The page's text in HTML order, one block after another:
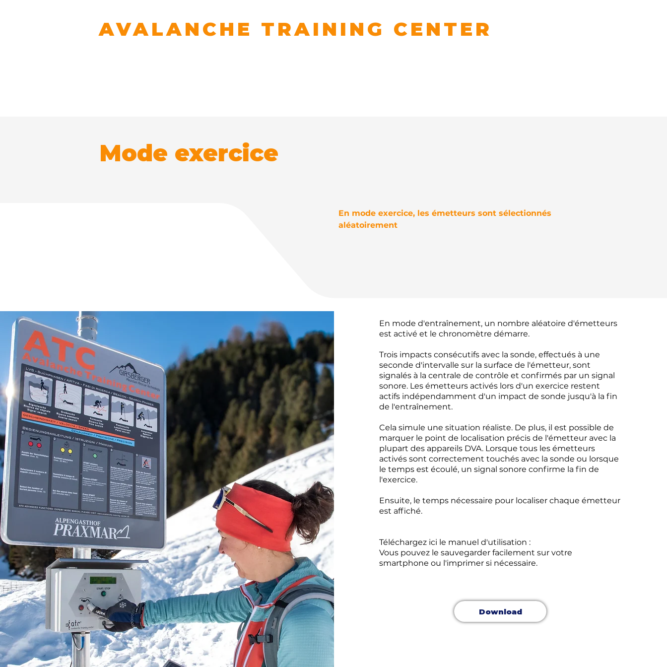
AVALANCHE TRAINING CENTER
Mode exercice
En mode exercice, les émetteurs sont sélectionnés
aléatoirement
En mode d'entraînement, un nombre aléatoire d'émetteurs
est activé et le chronomètre démarre.
Trois impacts consécutifs avec la sonde, effectués à une
seconde d'intervalle sur la surface de l'émetteur, sont
signalés à la centrale de contrôle et confirmés par un signal
sonore. Les émetteurs activés lors d'un exercice restent
actifs indépendamment d'un impact de sonde jusqu'à la fin
de l'entraînement.
Cela simule une situation réaliste. De plus, il est possible de
marquer le point de localisation précis de l'émetteur avec la
plupart des appareils DVA. Lorsque tous les émetteurs
activés sont correctement touchés avec la sonde ou lorsque
le temps est écoulé, un signal sonore confirme la fin de
l'exercice.
Ensuite, le temps nécessaire pour localiser chaque émetteur
est affiché.
Téléchargez ici le manuel d'utilisation :
Vous pouvez le sauvegarder facilement sur votre
smartphone ou l'imprimer si nécessaire.
Download